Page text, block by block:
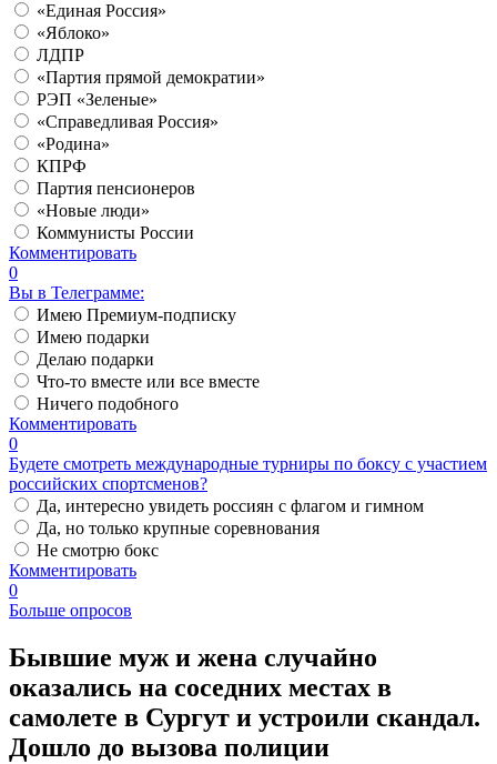
«Единая Россия»
«Яблоко»
ЛДПР
«Партия прямой демократии»
РЭП «Зеленые»
«Справедливая Россия»
«Родина»
КПРФ
Партия пенсионеров
«Новые люди»
Коммунисты России
Комментировать
0
Вы в Телеграмме:
Имею Премиум-подписку
Имею подарки
Делаю подарки
Что-то вместе или все вместе
Ничего подобного
Комментировать
0
Будете смотреть международные турниры по боксу с участием
российских спортсменов?
Да, интересно увидеть россиян с флагом и гимном
Да, но только крупные соревнования
Не смотрю бокс
Комментировать
0
Больше опросов
Бывшие муж и жена случайно
оказались на соседних местах в
самолете в Сургут и устроили скандал.
Дошло до вызова полиции